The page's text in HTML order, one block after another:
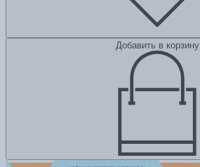
Добавить в корзину